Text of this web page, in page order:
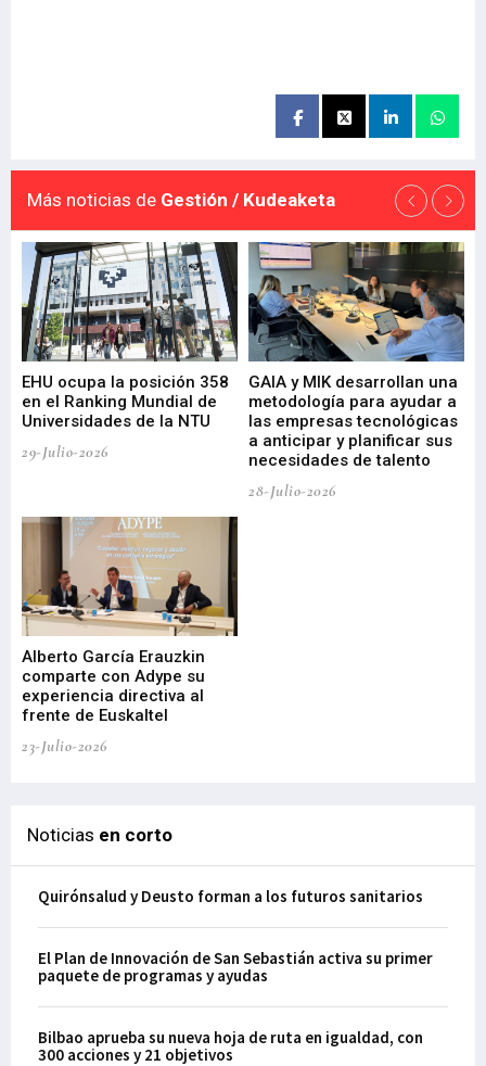
Más noticias de Gestión / Kudeaketa
EHU ocupa la posición 358
en el Ranking Mundial de
Universidades de la NTU
29-Julio-2026
GAIA y MIK desarrollan una
metodología para ayudar a
las empresas tecnológicas
a anticipar y planificar sus
necesidades de talento
28-Julio-2026
Alberto García Erauzkin
comparte con Adype su
experiencia directiva al
frente de Euskaltel
23-Julio-2026
Noticias en corto
Quirónsalud y Deusto forman a los futuros sanitarios
El Plan de Innovación de San Sebastián activa su primer
paquete de programas y ayudas
Bilbao aprueba su nueva hoja de ruta en igualdad, con
300 acciones y 21 objetivos